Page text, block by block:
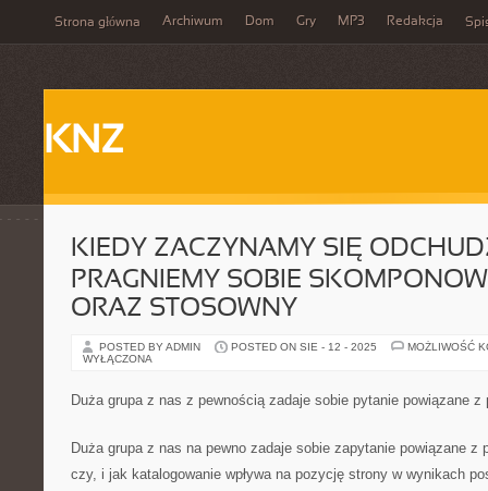
Strona główna Archiwum Dom Gry MP3 Redakcja
KNZ
KIEDY ZACZYNAMY SIĘ
PRAGNIEMY SOBIE
ORAZ STOSOWNY
POSTED BY ADMIN POSTED ON SIE - 12 - 2025
MOŻLIWOŚĆ
WYŁĄCZONA
Duża grupa z nas z pewnością zadaje sobie pytanie powiązane
Duża grupa z nas na pewno zadaje sobie zapytanie powiązane z
czy, i jak katalogowanie wpływa na pozycję strony w wynikach